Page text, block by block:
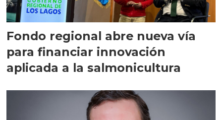
Fondo regional abre nueva vía
para financiar innovación
aplicada a la salmonicultura